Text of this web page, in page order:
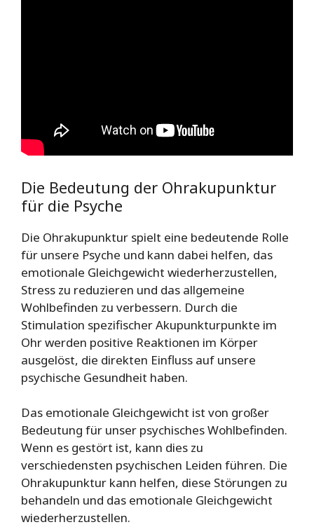
Die Bedeutung der Ohrakupunktur
für die Psyche
Die Ohrakupunktur spielt eine bedeutende Rolle
für unsere Psyche und kann dabei helfen, das
emotionale Gleichgewicht wiederherzustellen,
Stress zu reduzieren und das allgemeine
Wohlbefinden zu verbessern. Durch die
Stimulation spezifischer Akupunkturpunkte im
Ohr werden positive Reaktionen im Körper
ausgelöst, die direkten Einfluss auf unsere
psychische Gesundheit haben.
Das emotionale Gleichgewicht ist von großer
Bedeutung für unser psychisches Wohlbefinden.
Wenn es gestört ist, kann dies zu
verschiedensten psychischen Leiden führen. Die
Ohrakupunktur kann helfen, diese Störungen zu
behandeln und das emotionale Gleichgewicht
wiederherzustellen.